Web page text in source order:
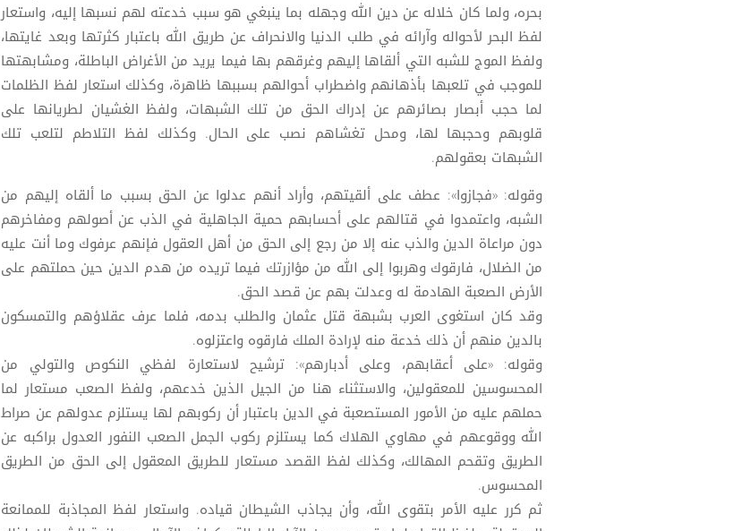
بحره، ولما كان خلاله عن دين الله وجهله بما ينبغي هو سبب خدعته لهم نسبها إليه، واستعار
لفظ البحر لأحواله وآرائه في طلب الدنيا والانحراف عن طريق الله باعتبار كثرتها وبعد غايتها،
ولفظ الموج للشبه التي ألقاها إليهم وغرقهم بها فيما يريد من الأغراض الباطلة، ومشابهتها
للموجب في تلعبها بأذهانهم واضطراب أحوالهم بسببها ظاهرة، وكذلك استعار لفظ الظلمات
لما حجب أبصار بصائرهم عن إدراك الحق من تلك الشبهات، ولفظ الغشيان لطريانها على
قلوبهم وحجبها لها، ومحل تغشاهم نصب على الحال. وكذلك لفظ التلاطم لتلعب تلك
الشبهات بعقولهم.
وقوله: «فجازوا»: عطف على ألقيتهم، وأراد أنهم عدلوا عن الحق بسبب ما ألقاه إليهم من
الشبه، واعتمدوا في قتالهم على أحسابهم حمية الجاهلية في الذب عن أصولهم ومفاخرهم
دون مراعاة الدين والذب عنه إلا من رجع إلى الحق من أهل العقول فإنهم عرفوك وما أنت عليه
من الضلال، فارقوك وهربوا إلى الله من مؤازرتك فيما تريده من هدم الدين حين حملتهم على
الأرض الصعبة الهادمة له وعدلت بهم عن قصد الحق.
وقد كان استغوى العرب بشبهة قتل عثمان والطلب بدمه، فلما عرف عقلاؤهم والتمسكون
بالدين منهم أن ذلك خدعة منه لإرادة الملك فارقوه واعتزلوه.
وقوله: «على أعقابهم، وعلى أدبارهم»: ترشيح لاستعارة لفظي النكوص والتولي من
المحسوسين للمعقولين، والاستثناء هنا من الجيل الذين خدعهم، ولفظ الصعب مستعار لما
حملهم عليه من الأمور المستصعبة في الدين باعتبار أن ركوبهم لها يستلزم عدولهم عن صراط
الله ووقوعهم في مهاوي الهلاك كما يستلزم ركوب الجمل الصعب النفور العدول براكبه عن
الطريق وتقحم المهالك، وكذلك لفظ القصد مستعار للطريق المعقول إلى الحق من الطريق
المحسوس.
ثم كرر عليه الأمر بتقوى الله، وأن يجاذب الشيطان قياده. واستعار لفظ المجاذبة للممانعة